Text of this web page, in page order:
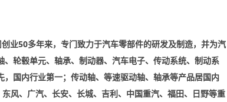
业50多年来，专门致力于汽车零部件的研发及制造，并为汽
轮毂单元、轴承、制动器、汽车电子、传动系统、制动系
国内行业第一；传动轴、等速驱动轴、轴承等产品居国内
风、广汽、长安、长城、吉利、中国重汽、福田、日野等重